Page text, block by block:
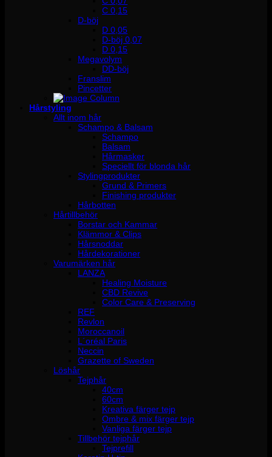
C 0,15
D-böj
D 0,05
D-böj 0,07
D 0,15
Megavolym
DD-böj
Franslim
Pincetter
Hårstyling
Allt inom hår
Schampo & Balsam
Schampo
Balsam
Hårmasker
Speciellt för blonda hår
Stylingprodukter
Grund & Primers
Finishing produkter
Hårbotten
Hårtillbehör
Borstar och Kammar
Klämmor & Clips
Hårsnoddar
Hårdekorationer
Varumärken hår
LANZA
Healing Moisture
CBD Revive
Color Care & Preserving
REF
Revlon
Moroccanoil
L´oréal Paris
Neccin
Grazette of Sweden
Löshår
Tejphår
40cm
60cm
Kreativa färger tejp
Ombre & mix färger tejp
Vanliga färger tejp
Tillbehör tejphår
Tejprefill